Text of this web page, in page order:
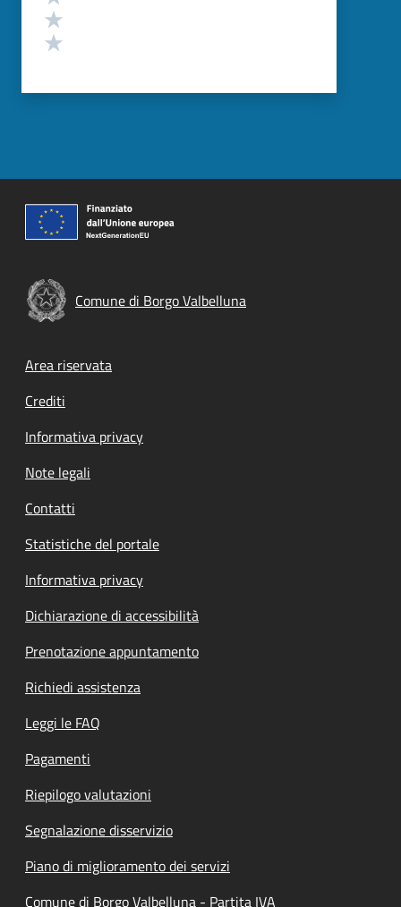
Comune di Borgo Valbelluna
Footer menu
Area riservata
Crediti
Informativa privacy
Note legali
Contatti
Statistiche del portale
Informativa privacy
Dichiarazione di accessibilità
Prenotazione appuntamento
Richiedi assistenza
Leggi le FAQ
Pagamenti
Riepilogo valutazioni
Segnalazione disservizio
Piano di miglioramento dei servizi
Comune di Borgo Valbelluna - Partita IVA